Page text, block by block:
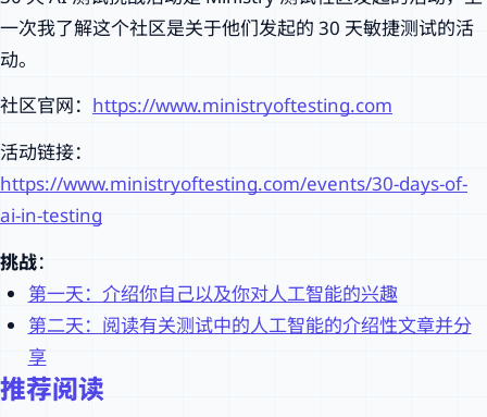
一次我了解这个社区是关于他们发起的 30 天敏捷测试的活
动。
社区官网： https://www.ministryoftesting.com
活动链接：
https://www.ministryoftesting.com/events/30-days-of-
ai-in-testing
挑战：
第一天：介绍你自己以及你对人工智能的兴趣
第二天：阅读有关测试中的人工智能的介绍性文章并分
享
推荐阅读